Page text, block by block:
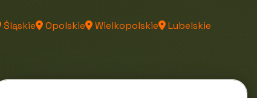
Śląskie Opolskie Wielkopolskie
Lubelskie